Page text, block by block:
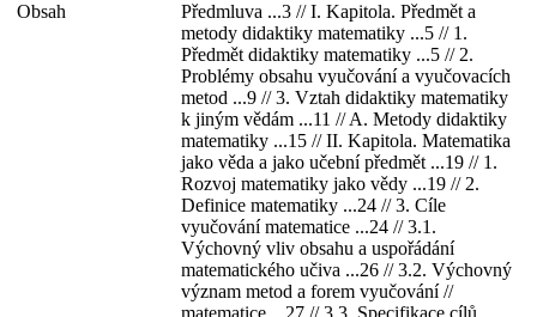
Obsah
Předmluva ...3 // I. Kapitola. Předmět a
metody didaktiky matematiky ...5 // 1.
Předmět didaktiky matematiky ...5 // 2.
Problémy obsahu vyučování a vyučovacích
metod ...9 // 3. Vztah didaktiky matematiky
k jiným vědám ...11 // A. Metody didaktiky
matematiky ...15 // II. Kapitola. Matematika
jako věda a jako učební předmět ...19 // 1.
Rozvoj matematiky jako vědy ...19 // 2.
Definice matematiky ...24 // 3. Cíle
vyučování matematice ...24 // 3.1.
Výchovný vliv obsahu a uspořádání
matematického učiva ...26 // 3.2. Výchovný
význam metod a forem vyučování //
matematice ...27 // 3.3. Specifikace cílů